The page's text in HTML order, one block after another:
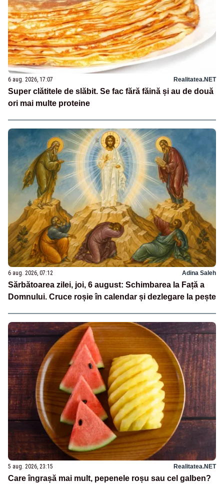
6 aug. 2026, 17:07 Realitatea.NET
Super clătitele de slăbit. Se fac fără făină și au de două
ori mai multe proteine
6 aug. 2026, 07:12 Adina Saleh
Sărbătoarea zilei, joi, 6 august: Schimbarea la Față a
Domnului. Cruce roșie în calendar și dezlegare la pește
5 aug. 2026, 23:15 Realitatea.NET
Care îngrașă mai mult, pepenele roșu sau cel galben?